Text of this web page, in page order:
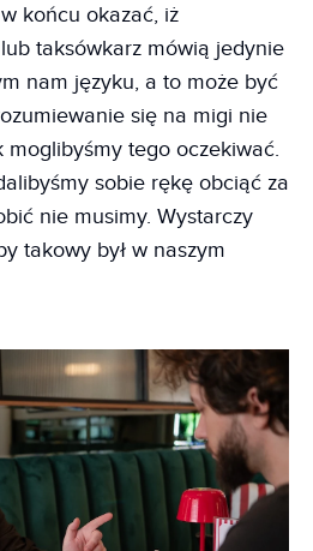
końcu okazać, iż
taksówkarz mówią jedynie
nam języku, a to może być
się na migi nie
moglibyśmy tego oczekiwać.
sobie rękę obciąć za
nie musimy. Wystarczy
takowy był w naszym